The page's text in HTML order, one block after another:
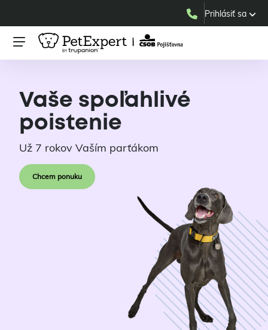
Prihlásiť sa
Vaše spoľahlivé
poistenie
Už 7 rokov Vaším parťákom
Chcem ponuku